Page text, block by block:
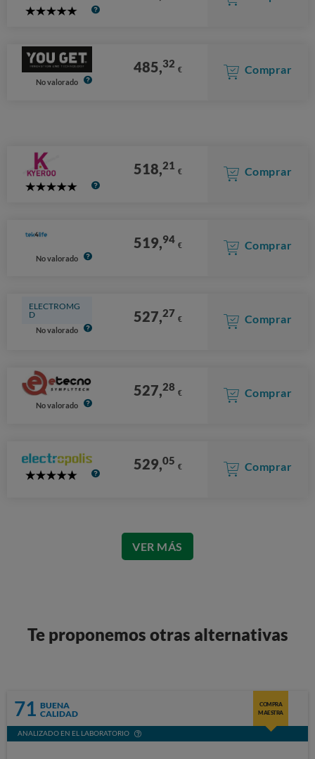
5
No valorado
485,32 € Comprar
5
518,21 € Comprar
No valorado
519,94 € Comprar
ELECTROMG
D
No valorado
527,27 € Comprar
No valorado
527,28 € Comprar
5
529,05 € Comprar
VER MÁS
Te proponemos otras alternativas
71 BUENA
CALIDAD
COMPRA
MAESTRA
ANALIZADO EN EL LABORATORIO